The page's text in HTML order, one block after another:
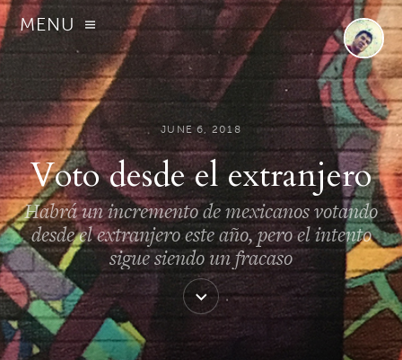
MENU
JUNE 6, 2018
Voto desde el extranjero
Habrá un incremento de mexicanos votando
desde el extranjero este año, pero el intento
sigue siendo un fracaso